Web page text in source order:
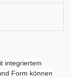
integriertem
Form können